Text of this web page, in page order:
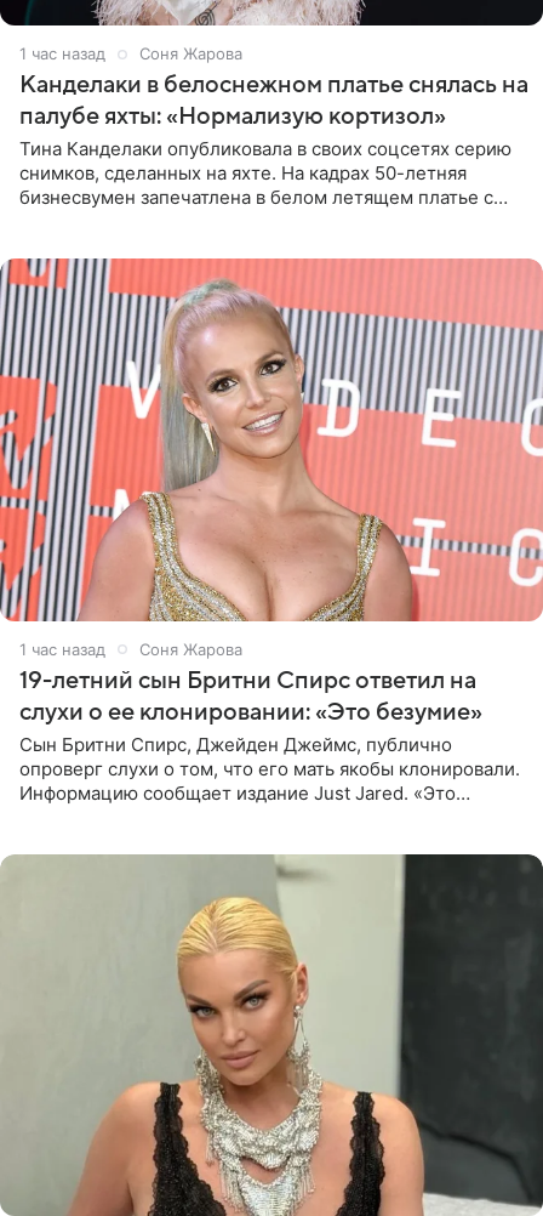
1 час назад Соня Жарова
Канделаки в белоснежном платье снялась на
палубе яхты: «Нормализую кортизол»
Тина Канделаки опубликовала в своих соцсетях серию
снимков, сделанных на яхте. На кадрах 50-летняя
бизнесвумен запечатлена в белом летящем платье с
2 часа назад Соня Жарова
19-летний сын Бритни Спирс ответил на
слухи о ее клонировании: «Это безумие»
Сын Бритни Спирс, Джейден Джеймс, публично
опроверг слухи о том, что его мать якобы клонировали.
Информацию сообщает издание Just Jared. «Это